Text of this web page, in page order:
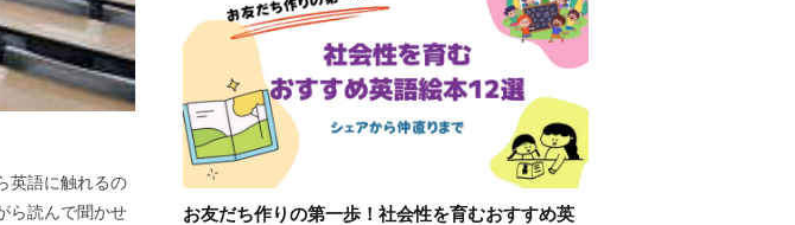
英語に触れるの
ら読んで聞かせ
お友だち作りの第一歩！社会性を育むおすすめ英